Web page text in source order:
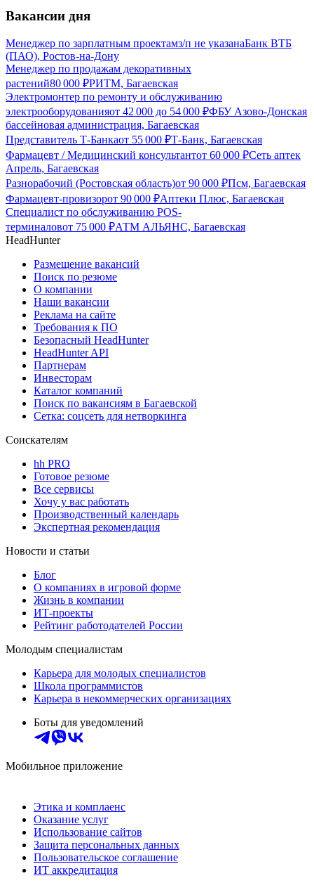
Вакансии дня
Менеджер по зарплатным проектамз/п не указанаБанк ВТБ
(ПАО), Ростов-на-Дону
Менеджер по продажам декоративных
растений80 000 ₽РИТМ, Багаевская
Электромонтер по ремонту и обслуживанию
электрооборудованияот 42 000 до 54 000 ₽ФБУ Азово-Донская
бассейновая администрация, Багаевская
Представитель Т-Банкаот 55 000 ₽Т-Банк, Багаевская
Фармацевт / Медицинский консультантот 60 000 ₽Сеть аптек
Апрель, Багаевская
Разнорабочий (Ростовская область)от 90 000 ₽Псм, Багаевская
Фармацевт-провизорот 90 000 ₽Аптеки Плюс, Багаевская
Специалист по обслуживанию POS-
терминаловот 75 000 ₽АТМ АЛЬЯНС, Багаевская
HeadHunter
Размещение вакансий
Поиск по резюме
О компании
Наши вакансии
Реклама на сайте
Требования к ПО
Безопасный HeadHunter
HeadHunter API
Партнерам
Инвесторам
Каталог компаний
Поиск по вакансиям в Багаевской
Сетка: соцсеть для нетворкинга
Соискателям
hh PRO
Готовое резюме
Все сервисы
Хочу у вас работать
Производственный календарь
Экспертная рекомендация
Новости и статьи
Блог
О компаниях в игровой форме
Жизнь в компании
ИТ-проекты
Рейтинг работодателей России
Молодым специалистам
Карьера для молодых специалистов
Школа программистов
Карьера в некоммерческих организациях
Боты для уведомлений
Мобильное приложение
Этика и комплаенс
Оказание услуг
Использование сайтов
Защита персональных данных
Пользовательское соглашение
ИТ аккредитация